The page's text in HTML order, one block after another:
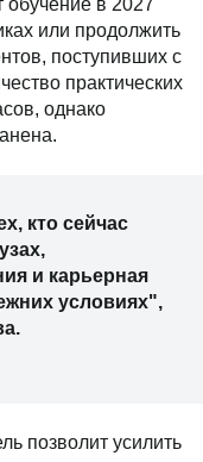
обучение в 2027
или продолжить
поступивших с
практических
однако
кто сейчас
и карьерная
условиях",
позволит усилить